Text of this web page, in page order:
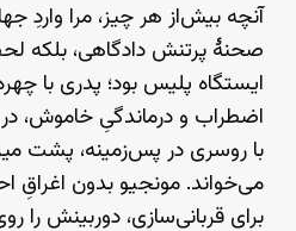
آنچه بیش‌از هر چیز، مرا واردِ
صحنهٔ پرتنش دادگاهی، بلکه
ایستگاه پلیس بود؛ پدری با
اضطراب و درماندگیِ خاموش،
با روسری در پس‌زمینه، پشت
می‌خواند. مونجیو بدون اغراقِ
برای قربانی‌سازی، دوربینش را